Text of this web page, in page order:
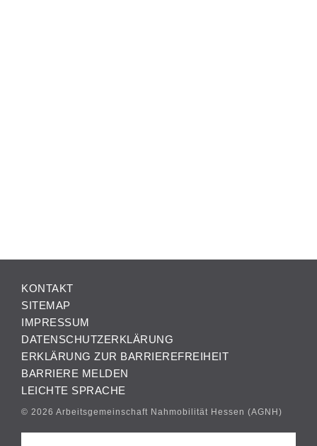
KONTAKT
SITEMAP
IMPRESSUM
DATENSCHUTZERKLÄRUNG
ERKLÄRUNG ZUR BARRIEREFREIHEIT
BARRIERE MELDEN
LEICHTE SPRACHE
© 2026 Arbeitsgemeinschaft Nahmobilität Hessen (AGNH)